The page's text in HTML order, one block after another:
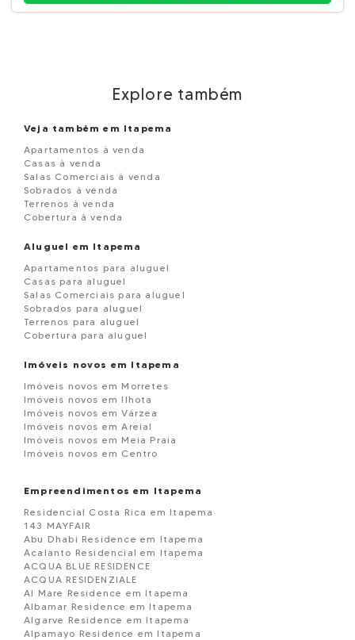
Explore também
Veja também em Itapema
Apartamentos à venda
Casas à venda
Salas Comerciais à venda
Sobrados à venda
Terrenos à venda
Cobertura à venda
Aluguel em Itapema
Apartamentos para aluguel
Casas para aluguel
Salas Comerciais para aluguel
Sobrados para aluguel
Terrenos para aluguel
Cobertura para aluguel
Imóveis novos em Itapema
Imóveis novos em Morretes
Imóveis novos em Ilhota
Imóveis novos em Várzea
Imóveis novos em Areial
Imóveis novos em Meia Praia
Imóveis novos em Centro
Empreendimentos em Itapema
Residencial Costa Rica em Itapema
143 MAYFAIR
Abu Dhabi Residence em Itapema
Acalanto Residencial em Itapema
ACQUA BLUE RESIDENCE
ACQUA RESIDENZIALE
Al Mare Residence em Itapema
Albamar Residence em Itapema
Algarve Residence em Itapema
Alpamayo Residence em Itapema